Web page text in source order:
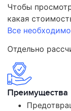
Чтобы
какая
Все
Отдельно
Преимущества